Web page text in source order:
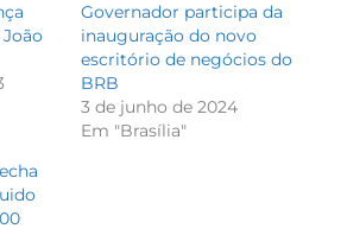
Governador participa da
inauguração do novo
escritório de negócios do
BRB
3 de junho de 2024
Em "Brasília"